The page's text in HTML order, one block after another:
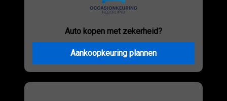
Auto kopen met zekerheid?
Aankoopkeuring plannen